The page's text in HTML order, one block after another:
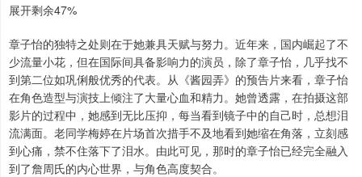
展开剩余47%
章子怡的独特之处则在于她兼具天赋与努力。近年来，国内崛起了不
少流量小花，但在国际间具备影响力的演员，除了章子怡，几乎找不
到第二位如巩俐般优秀的代表。从《酱园弄》的预告片来看，章子怡
在角色造型与演技上倾注了大量心血和精力。她曾透露，在拍摄这部
影片的过程中，她感到无比压抑，每当看到镜子中的自己时，总想泪
流满面。老同学梅婷在片场首次措手不及地看到她缩在角落，立刻感
到心痛，禁不住落下了泪水。由此可见，那时的章子怡已经完全融入
到了詹周氏的内心世界，与角色高度契合。